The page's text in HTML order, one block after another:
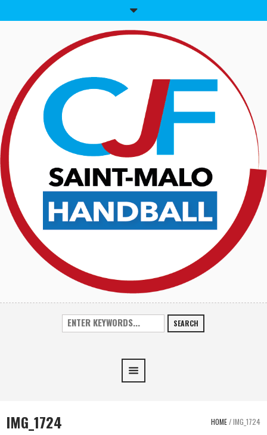
SEARCH
IMG_1724 HOME/IMG_1724